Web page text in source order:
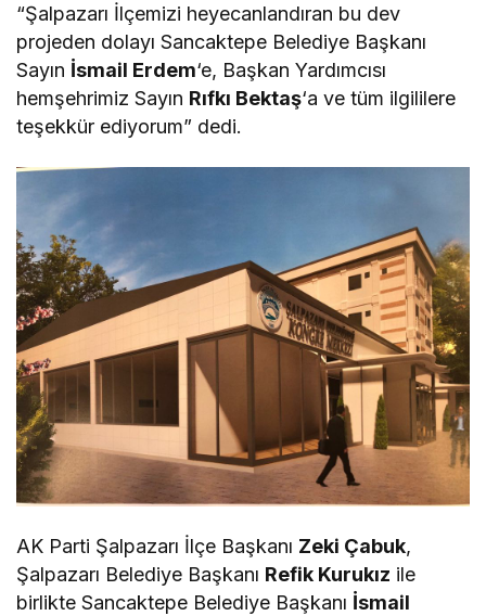
“Şalpazarı İlçemizi heyecanlandıran bu dev
projeden dolayı Sancaktepe Belediye Başkanı
Sayın İsmail Erdem‘e, Başkan Yardımcısı
hemşehrimiz Sayın Rıfkı Bektaş‘a ve tüm ilgililere
teşekkür ediyorum” dedi.
AK Parti Şalpazarı İlçe Başkanı Zeki Çabuk,
Şalpazarı Belediye Başkanı Refik Kurukız ile
birlikte Sancaktepe Belediye Başkanı İsmail